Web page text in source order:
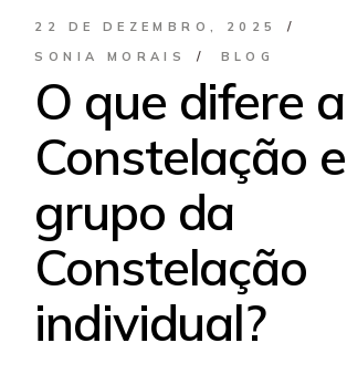
22 DE DEZEMBRO, 2025
SONIA MORAIS
BLOG
O que difere a
Constelação
grupo da
Constelação
individual?